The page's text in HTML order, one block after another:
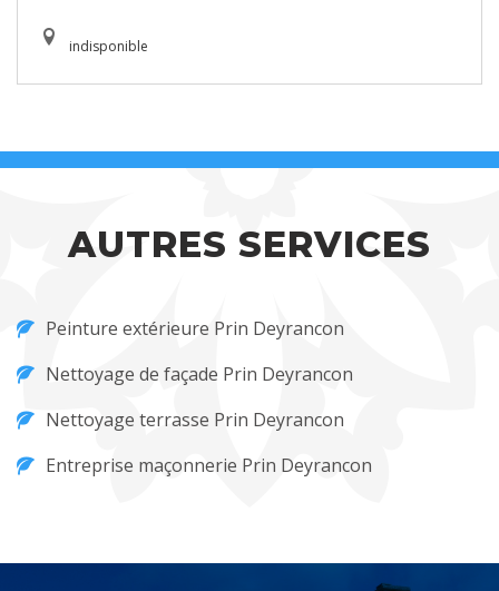
indisponible
AUTRES SERVICES
Peinture extérieure Prin Deyrancon
Nettoyage de façade Prin Deyrancon
Nettoyage terrasse Prin Deyrancon
Entreprise maçonnerie Prin Deyrancon